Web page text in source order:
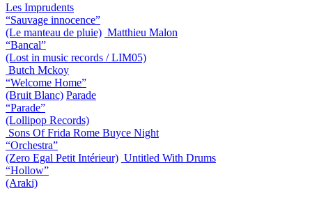
Les Imprudents
“Sauvage innocence”
(Le manteau de pluie) Matthieu Malon
“Bancal”
(Lost in music records / LIM05)
Butch Mckoy
“Welcome Home”
(Bruit Blanc) Parade
“Parade”
(Lollipop Records)
Sons Of Frida Rome Buyce Night
“Orchestra”
(Zero Egal Petit Intérieur) Untitled With Drums
“Hollow”
(Araki)